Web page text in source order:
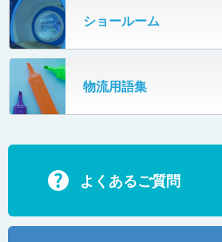
667
SR802
ECD500A・ECD800・ECD1500
ECD2700
BD200・BD1000
ターンコンベヤ
マルチレーンダイバータ®
カーゴタイザ
ショールーム
物流用語集
よくあるご質問